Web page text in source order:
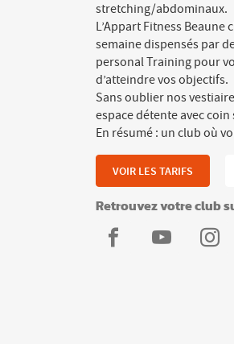
stretching/abdominaux.
L’Appart Fitness
semaine dispensés par
personal Training pour
d’atteindre vos objectifs.
Sans oublier nos
espace détente avec
En résumé : un club où
VOIR LES TARIFS
Retrouvez votre club
L'AppartL'Appart